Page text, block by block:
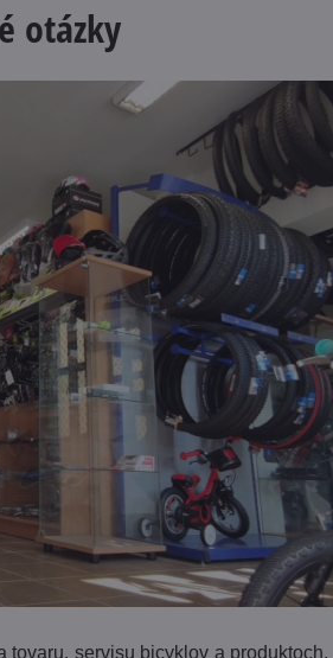
otázky
servisu bicyklov a